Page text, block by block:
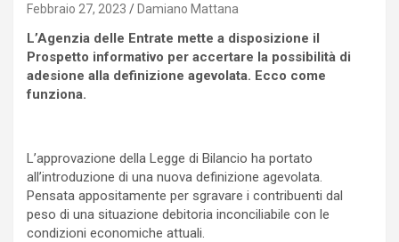
Febbraio 27, 2023 Damiano Mattana
L’Agenzia delle Entrate mette a disposizione il
Prospetto informativo per accertare la possibilità di
adesione alla definizione agevolata. Ecco come
funziona.
L’approvazione della Legge di Bilancio ha portato
all’introduzione di una nuova definizione agevolata.
Pensata appositamente per sgravare i contribuenti dal
peso di una situazione debitoria inconciliabile con le
condizioni economiche attuali.